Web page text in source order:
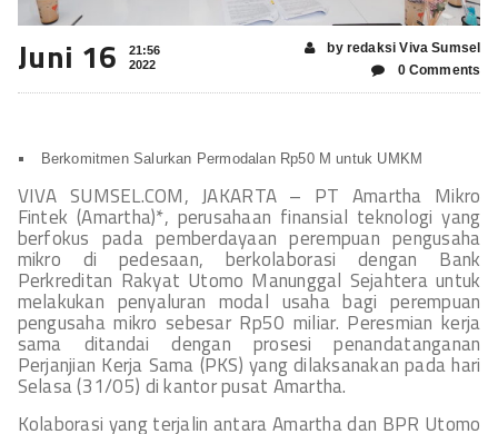
Juni 16
21:56
2022
by redaksi Viva Sumsel
0 Comments
Berkomitmen Salurkan Permodalan Rp50 M untuk UMKM
VIVA SUMSEL.COM, JAKARTA – PT Amartha Mikro
Fintek (Amartha)*, perusahaan finansial teknologi yang
berfokus pada pemberdayaan perempuan pengusaha
mikro di pedesaan, berkolaborasi dengan Bank
Perkreditan Rakyat Utomo Manunggal Sejahtera untuk
melakukan penyaluran modal usaha bagi perempuan
pengusaha mikro sebesar Rp50 miliar. Peresmian kerja
sama ditandai dengan prosesi penandatanganan
Perjanjian Kerja Sama (PKS) yang dilaksanakan pada hari
Selasa (31/05) di kantor pusat Amartha.
Kolaborasi yang terjalin antara Amartha dan BPR Utomo